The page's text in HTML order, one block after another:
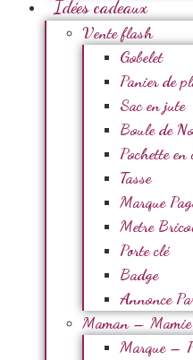
Idées cadeaux
Vente flash
Gobelet
Panier de
Sac en jute
Boule de
Pochette en
Tasse
Marque
Metre
Porte clé
Badge
Annonce
Maman – Mamie
Marque –